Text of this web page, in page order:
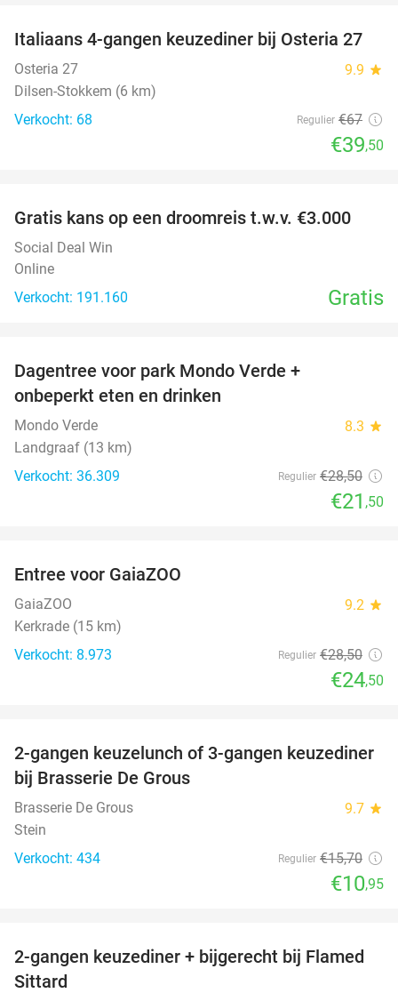
41%
Italiaans 4-gangen keuzediner bij Osteria 27
Osteria 27 9.9 star
Dilsen-Stokkem (6 km)
Verkocht: 68
Regulier €67
€39,50
Gratis kans op een droomreis t.w.v. €3.000
Social Deal Win
Online
Verkocht: 191.160
Gratis
Dagentree voor park Mondo Verde +
onbeperkt eten en drinken
Mondo Verde 8.3 star
Landgraaf (13 km)
Verkocht: 36.309
Regulier €28,50
€21 ,50
Entree voor GaiaZOO
GaiaZOO 9.2 star
Kerkrade (15 km)
Verkocht: 8.973
Regulier €28,50
€24,50
30%
2-gangen keuzelunch of 3-gangen keuzediner
bij Brasserie De Grous
Brasserie De Grous 9.7 star
Stein
Verkocht: 434
Regulier €15,70
€10,95
31%
2-gangen keuzediner + bijgerecht bij Flamed
Sittard